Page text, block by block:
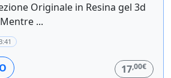
Originale in Resina gel 3d
...
17,00€